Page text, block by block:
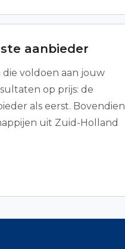
aanbieder
voldoen aan jouw
op prijs: de
als eerst. Bovendien
uit Zuid-Holland